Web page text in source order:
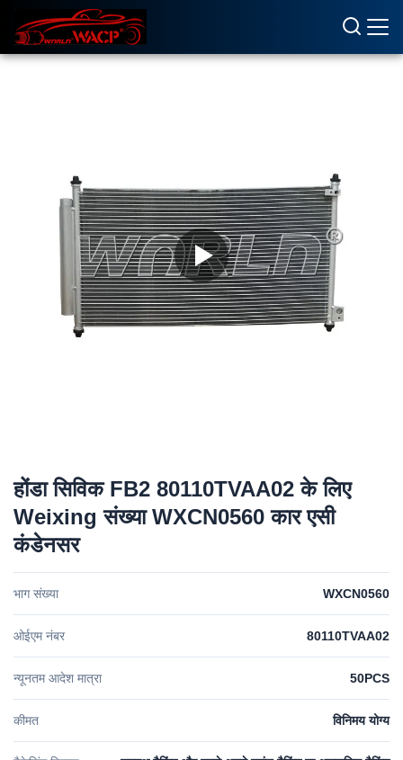
होंडा सिविक FB2 80110TVAA02 के लिए
Weixing संख्या WXCN0560 कार एसी
कंडेनसर
भाग संख्या WXCN0560
ओईएम नंबर 80110TVAA02
न्यूनतम आदेश मात्रा 50PCS
कीमत विनिमय योग्य